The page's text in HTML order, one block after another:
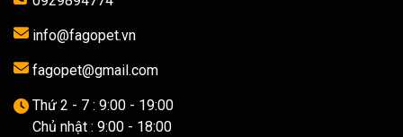
info@fagopet.vn
fagopet@gmail.com
Thứ 2 - 7 : 9:00 - 19:00
Chủ nhật : 9:00 - 18:00